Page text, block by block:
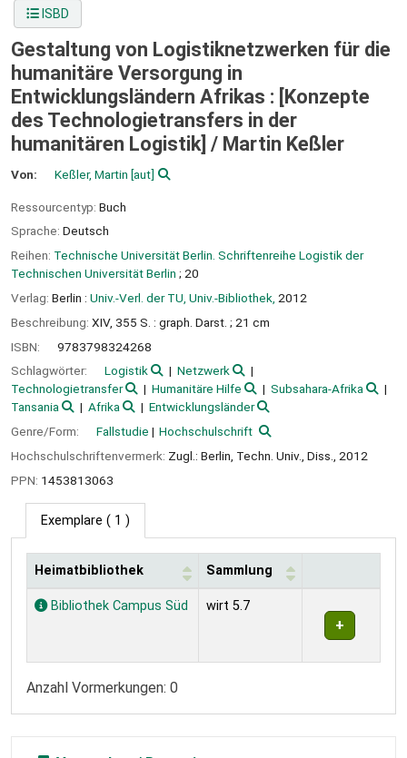
ISBD
Gestaltung von Logistiknetzwerken für die
humanitäre Versorgung in
Entwicklungsländern Afrikas : [Konzepte
des Technologietransfers in der
humanitären Logistik] / Martin Keßler
Von: Keßler, Martin [aut]
Ressourcentyp: Buch
Sprache: Deutsch
Reihen: Technische Universität Berlin. Schriftenreihe Logistik der
Technischen Universität Berlin ; 20
Verlag: Berlin : Univ.-Verl. der TU, Univ.-Bibliothek, 2012
Beschreibung: XIV, 355 S. : graph. Darst. ; 21 cm
ISBN:
9783798324268
Schlagwörter:
Logistik
Netzwerk
Technologietransfer
Humanitäre Hilfe
Subsahara-Afrika
Tansania
Afrika
Entwicklungsländer
Genre/Form:
Fallstudie
Hochschulschrift
Hochschulschriftenvermerk: Zugl.: Berlin, Techn. Univ., Diss., 2012
PPN: 1453813063
Exemplare ( 1 )
Exemplare
Heimatbibliothek Sammlung
Bibliothek Campus Süd wirt 5.7
Anzahl Vormerkungen: 0